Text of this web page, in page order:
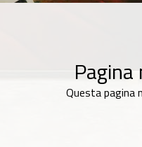
Questa pagina